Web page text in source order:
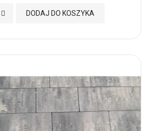
DODAJ DO KOSZYKA
Dodaj
Ulubionych